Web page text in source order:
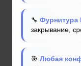
🔧 Фурнитура
закрывание,
🎯 Любая